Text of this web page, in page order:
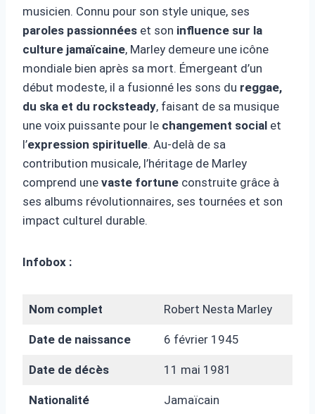
musicien. Connu pour son style unique, ses
paroles passionnées et son influence sur la
culture jamaïcaine, Marley demeure une icône
mondiale bien après sa mort. Émergeant d’un
début modeste, il a fusionné les sons du reggae,
du ska et du rocksteady, faisant de sa musique
une voix puissante pour le changement social et
l’expression spirituelle. Au-delà de sa
contribution musicale, l’héritage de Marley
comprend une vaste fortune construite grâce à
ses albums révolutionnaires, ses tournées et son
impact culturel durable.
Infobox :
Nom complet Robert Nesta Marley
Date de naissance 6 février 1945
Date de décès 11 mai 1981
Nationalité Jamaïcain